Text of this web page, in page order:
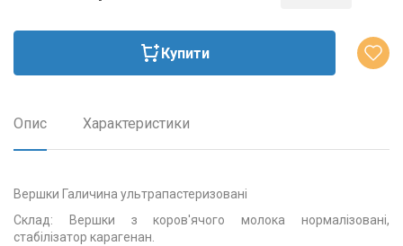
Купити
Опис Характеристики
Вершки Галичина ультрапастеризовані
Склад: Вершки з коров'ячого молока нормалізовані,
стабілізатор карагенан.